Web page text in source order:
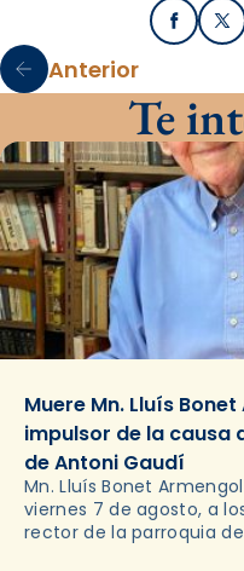
X
Anterior
Te
Muere Mn. Lluís
impulsor de la causa
de Antoni Gaudí
Mn. Lluís Bonet
viernes 7 de agosto, a
rector de la parroquia